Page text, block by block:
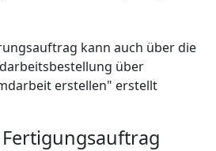
kann auch über die
über
erstellen" erstellt